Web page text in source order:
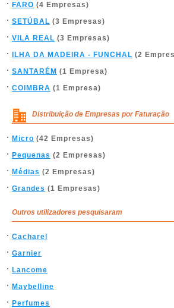
FARO (4 Empresas)
SETÚBAL (3 Empresas)
VILA REAL (3 Empresas)
ILHA DA MADEIRA - FUNCHAL (2
SANTARÉM (1 Empresa)
COIMBRA (1 Empresa)
Distribuição de Empresas por Faturação
Micro (42 Empresas)
Pequenas (2 Empresas)
Médias (2 Empresas)
Grandes (1 Empresas)
Outros utilizadores pesquisaram
Cacharel
Garnier
Lancome
Maybelline
Perfumes